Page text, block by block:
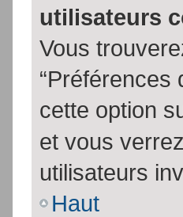
utilisateurs
Vous
“Préférences
cette option
et vous
utilisateurs
Haut